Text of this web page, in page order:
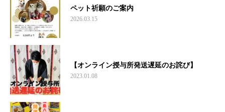
ペット祈願のご案内
2026.03.15
【オンライン授与所発送遅延のお詫び】
2023.01.08